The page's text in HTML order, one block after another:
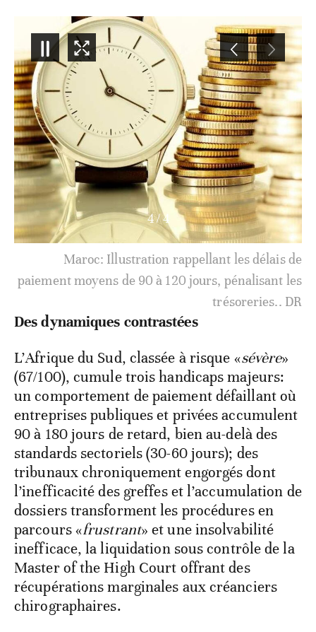
1/4
La Cour Commune de Justice et d'Arbitrage (CCJA)
a abrité, le jeudi 8 janvier 2026, l'audience
publique de déclaration solennelle des cinq
nouveaux Juges élus en septembre 2025 par le
Des dynamiques contrastées
L’Afrique du Sud, classée à risque «sévère»
(67/100), cumule trois handicaps majeurs:
un comportement de paiement défaillant où
entreprises publiques et privées accumulent
90 à 180 jours de retard, bien au-delà des
standards sectoriels (30-60 jours); des
tribunaux chroniquement engorgés dont
l’inefficacité des greffes et l’accumulation de
dossiers transforment les procédures en
parcours «frustrant» et une insolvabilité
inefficace, la liquidation sous contrôle de la
Master of the High Court offrant des